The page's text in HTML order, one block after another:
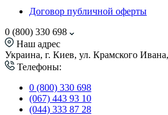
Договор публичной оферты
0 (800) 330 698
Наш адрес
Украина, г. Киев, ул. Крамского
Телефоны:
0 (800) 330 698
(067) 443 93 10
(044) 333 87 28